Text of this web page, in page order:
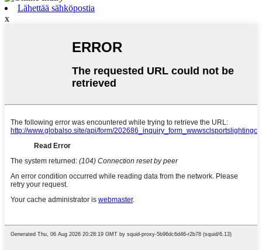
Lähettää sähköpostia
x